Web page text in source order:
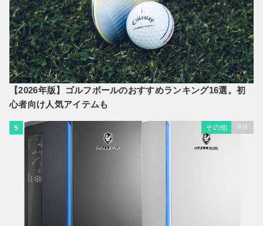
【2026年版】ゴルフボールのおすすめランキング16選。初
心者向け人気アイテムも
5 その他 PR